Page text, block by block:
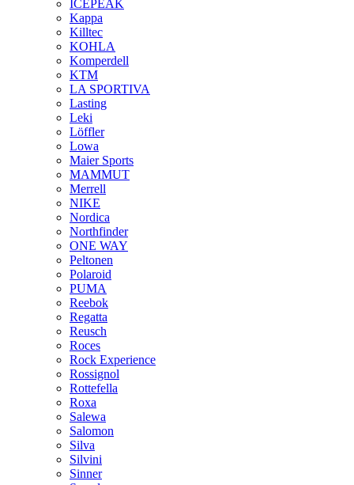
ICEPEAK
Kappa
Killtec
KOHLA
Komperdell
KTM
LA SPORTIVA
Lasting
Leki
Löffler
Lowa
Maier Sports
MAMMUT
Merrell
NIKE
Nordica
Northfinder
ONE WAY
Peltonen
Polaroid
PUMA
Reebok
Regatta
Reusch
Roces
Rock Experience
Rossignol
Rottefella
Roxa
Salewa
Salomon
Silva
Silvini
Sinner